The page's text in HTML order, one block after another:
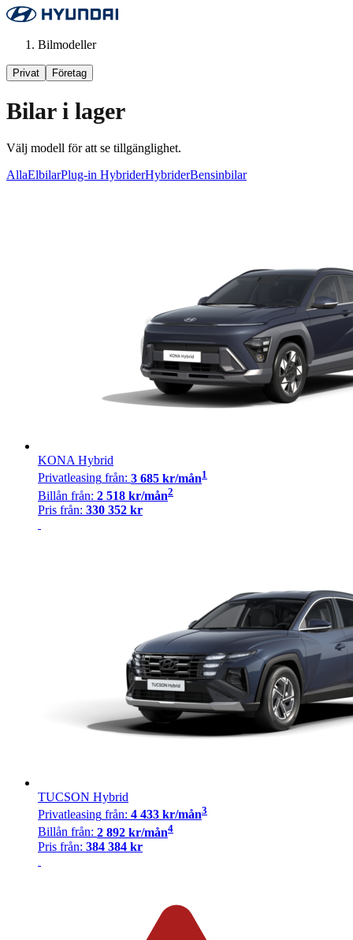
Bilmodeller
Privat Företag
Bilar i lager
Välj modell för att se tillgänglighet.
AllaElbilarPlug-in HybriderHybriderBensinbilar
KONA Hybrid
Privatleasing från: 3 685 kr/mån1
Billån från: 2 518 kr/mån2
Pris från: 330 352 kr
TUCSON Hybrid
Privatleasing från: 4 433 kr/mån3
Billån från: 2 892 kr/mån4
Pris från: 384 384 kr